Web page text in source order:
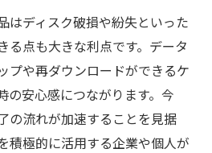
はディスク破損や紛失といった
る点も大きな利点です。データ
プや再ダウンロードができるケ
の安心感につながります。今
の流れが加速することを見据
積極的に活用する企業や個人が